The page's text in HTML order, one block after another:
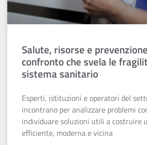
Salute, risorse e
confronto che svela le
sistema sanitario
Esperti, istituzioni e operatori del
incontrano per analizzare problemi
individuare soluzioni utili a costruire
efficiente, moderna e vicina